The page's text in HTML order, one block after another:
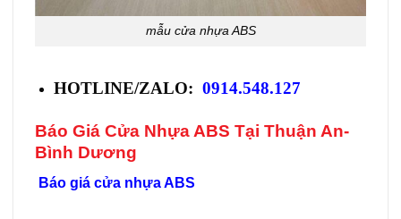
mẫu cửa nhựa ABS
HOTLINE/ZALO: 0914.548.127
Báo Giá Cửa Nhựa ABS Tại Thuận An-
Bình Dương
Báo giá cửa nhựa ABS